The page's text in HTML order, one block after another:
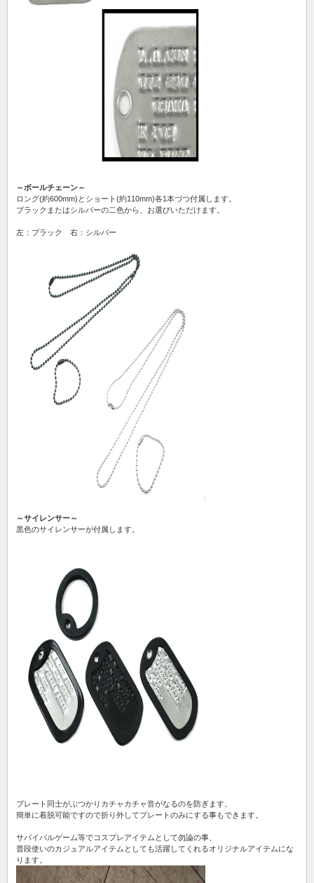
～ボールチェーン～
ロング(約600mm)とショート(約110mm)各1本づつ付属します。
ブラックまたはシルバーの二色から、お選びいただけます。
左：ブラック 右：シルバー
～サイレンサー～
黒色のサイレンサーが付属します。
プレート同士がぶつかりカチャカチャ音がなるのを防ぎます。
簡単に着脱可能ですので折り外してプレートのみにする事もできます。
サバイバルゲーム等でコスプレアイテムとして勿論の事、
普段使いのカジュアルアイテムとしても活躍してくれるオリジナルアイテムにな
ります。